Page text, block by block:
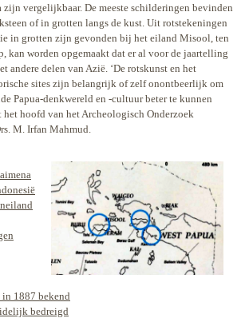
zijn vergelijkbaar. De meeste schilderingen bevinden
of in grotten langs de kust. Uit rotstekeningen
in grotten zijn gevonden bij het eiland Misool, ten
kan worden opgemaakt dat er al voor de jaartelling
andere delen van Azië. ‘De rotskunst en het
sites zijn belangrijk of zelf onontbeerlijk om
Papua-denkwereld en -cultuur beter te kunnen
het hoofd van het Archeologisch Onderzoek
M. Irfan Mahmud.
1887 bekend
bedreigd